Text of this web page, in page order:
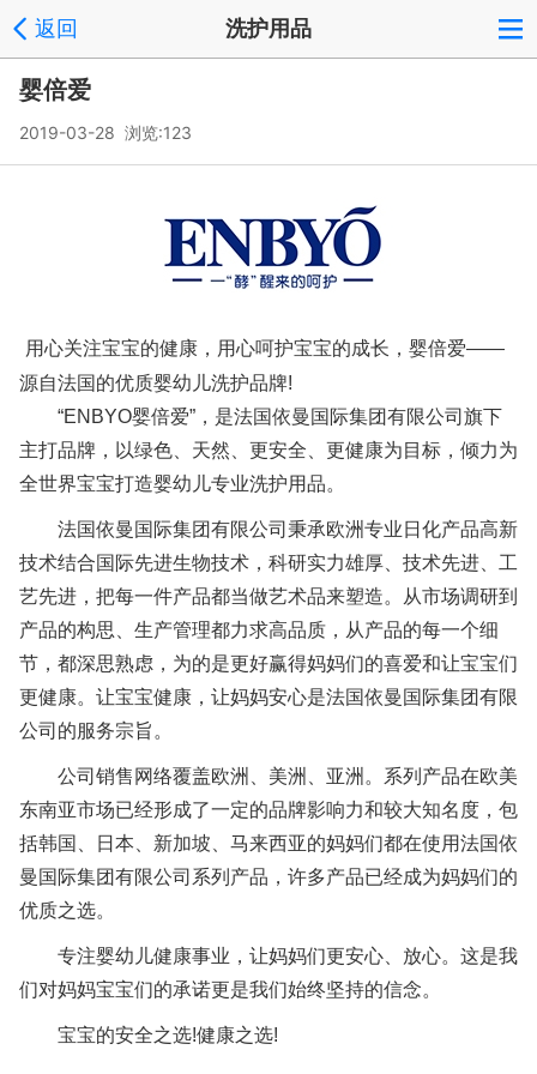
返回 洗护用品
婴倍爱
2019-03-28 浏览:123
用心关注宝宝的健康，用心呵护宝宝的成长，婴倍爱——
源自法国的优质婴幼儿洗护品牌!
“ENBYO婴倍爱”，是法国依曼国际集团有限公司旗下
主打品牌，以绿色、天然、更安全、更健康为目标，倾力为
全世界宝宝打造婴幼儿专业洗护用品。
法国依曼国际集团有限公司秉承欧洲专业日化产品高新
技术结合国际先进生物技术，科研实力雄厚、技术先进、工
艺先进，把每一件产品都当做艺术品来塑造。从市场调研到
产品的构思、生产管理都力求高品质，从产品的每一个细
节，都深思熟虑，为的是更好赢得妈妈们的喜爱和让宝宝们
更健康。让宝宝健康，让妈妈安心是法国依曼国际集团有限
公司的服务宗旨。
公司销售网络覆盖欧洲、美洲、亚洲。系列产品在欧美
东南亚市场已经形成了一定的品牌影响力和较大知名度，包
括韩国、日本、新加坡、马来西亚的妈妈们都在使用法国依
曼国际集团有限公司系列产品，许多产品已经成为妈妈们的
优质之选。
专注婴幼儿健康事业，让妈妈们更安心、放心。这是我
们对妈妈宝宝们的承诺更是我们始终坚持的信念。
宝宝的安全之选!健康之选!